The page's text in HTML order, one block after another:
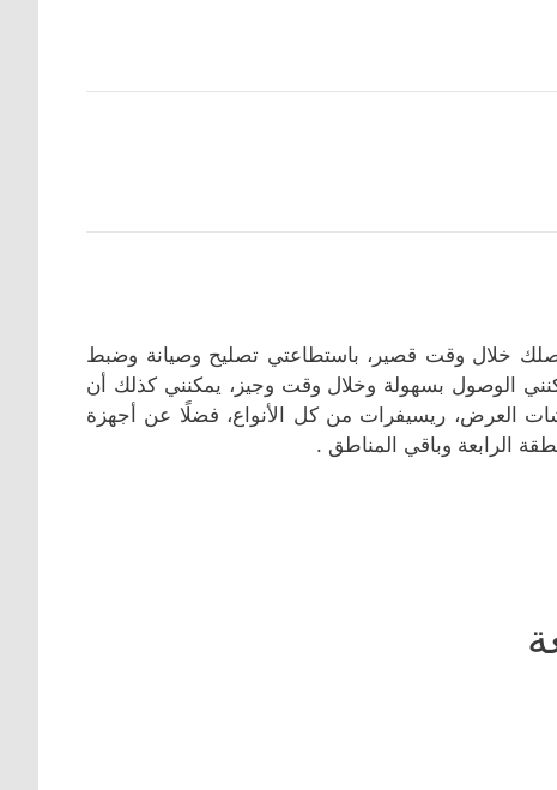
خلال وقت قصير، باستطاعتي تصليح وصيانة وضبط
الوصول بسهولة وخلال وقت وجيز، يمكنني كذلك أن
العرض، ريسيفرات من كل الأنواع، فضلًا عن أجهزة
الرابعة وباقي المناطق .